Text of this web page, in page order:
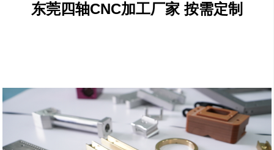
东莞四轴CNC加工厂家 按需定制